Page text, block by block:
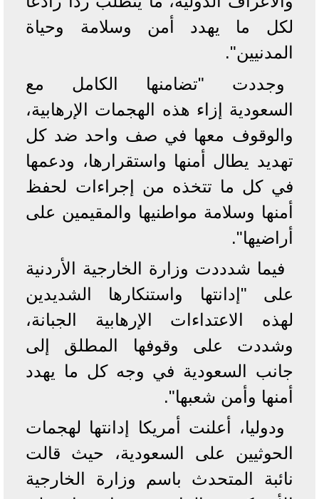
لكل ما يهدد أمن وسلامة وحياة
المدنيين".
وجددت "تضامنها الكامل مع
السعودية إزاء هذه الهجمات الإرهابية،
والوقوف معها في صف واحد ضد كل
تهديد يطال أمنها واستقرارها، ودعمها
في كل ما تتخذه من إجراءات لحفظ
أمنها وسلامة مواطنيها والمقيمين على
أراضيها".
فيما شدددت وزارة الخارجية الأردنية
على "إدانتها واستنكارها الشديدين
لهذه الاعتداءات الإرهابية الجبانة،
وشددت على وقوفها المطلق إلى
جانب السعودية في وجه كل ما يهدد
أمنها وأمن شعبها".
ودوليا، أعلنت أمريكا إدانتها لهجمات
الحوثيين على السعودية، حيث قالت
نائبة المتحدث باسم وزارة الخارجية